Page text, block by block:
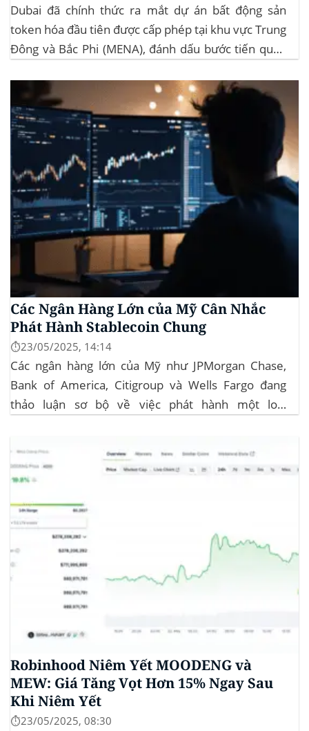
Dubai đã chính thức ra mắt dự án bất động sản
token hóa đầu tiên được cấp phép tại khu vực Trung
Đông và Bắc Phi (MENA), đánh dấu bước tiến quan
vào lĩnh vực bất động sản. Dự án này là...
Các Ngân Hàng Lớn của Mỹ Cân Nhắc
Phát Hành Stablecoin Chung
⏱️23/05/2025, 14:14
Các ngân hàng lớn của Mỹ như JPMorgan Chase,
Bank of America, Citigroup và Wells Fargo đang
thảo luận sơ bộ về việc phát hành một loại
tiền điện tử. Các...
Robinhood Niêm Yết MOODENG và
MEW: Giá Tăng Vọt Hơn 15% Ngay Sau
Khi Niêm Yết
⏱️23/05/2025, 08:30